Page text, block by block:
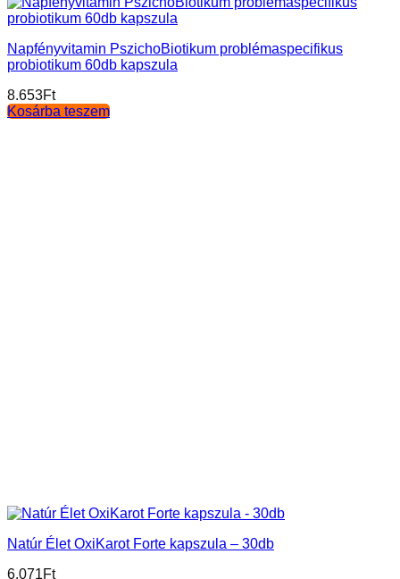
Napfényvitamin PszichoBiotikum problémaspecifikus
probiotikum 60db kapszula
8.653Ft
Kosárba teszem
Natúr Élet OxiKarot Forte kapszula – 30db
6.071Ft